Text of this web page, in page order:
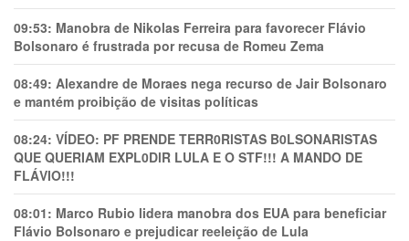
09:53: Manobra de Nikolas Ferreira para favorecer Flávio
Bolsonaro é frustrada por recusa de Romeu Zema
08:49: Alexandre de Moraes nega recurso de Jair Bolsonaro
e mantém proibição de visitas políticas
08:24: VÍDEO: PF PRENDE TERR0RlSTAS B0LSONARlSTAS
QUE QUERIAM EXPL0DlR LULA E O STF!!! A MANDO DE
FLÁVIO!!!
08:01: Marco Rubio lidera manobra dos EUA para beneficiar
Flávio Bolsonaro e prejudicar reeleição de Lula